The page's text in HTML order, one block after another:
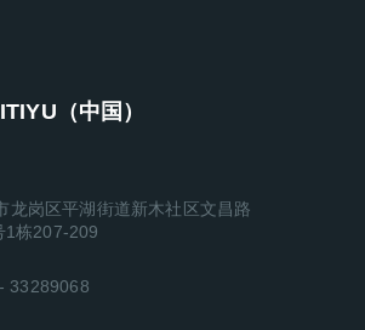
（中国）
龙岗区平湖街道新木社区文昌路
1栋207-209
33289068